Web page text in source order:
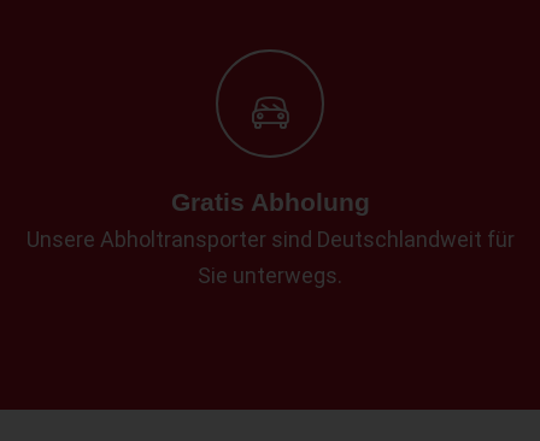
Gratis Abholung
Unsere Abholtransporter sind Deutschlandweit für
Sie unterwegs.